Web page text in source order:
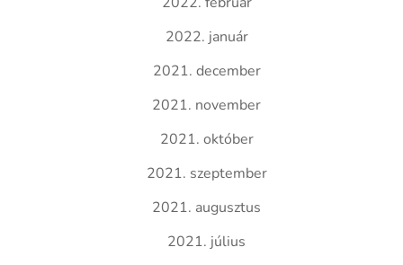
2022. január
2021. december
2021. november
2021. október
2021. szeptember
2021. augusztus
2021. július